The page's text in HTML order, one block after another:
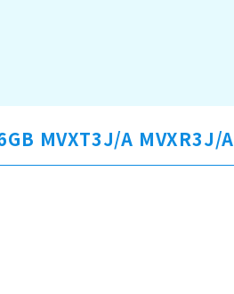
MVXT3J/A MVXR3J/A